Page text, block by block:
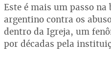
Este é mais um passo
argentino contra os
dentro da Igreja, um
por décadas pela